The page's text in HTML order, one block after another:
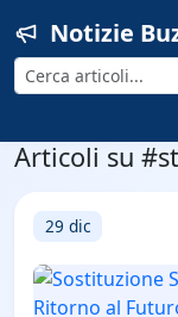
Notizie
Cerca
Articoli su
29 dic